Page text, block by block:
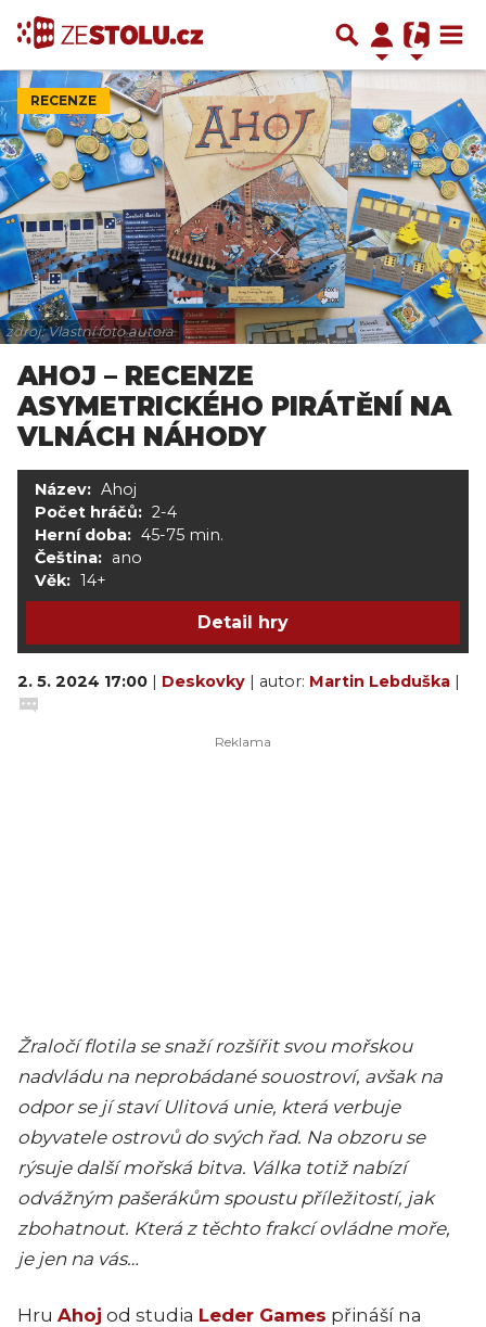
RECENZE
zdroj: Vlastní foto autora
AHOJ – RECENZE
ASYMETRICKÉHO PIRÁTĚNÍ NA
VLNÁCH NÁHODY
Název: Ahoj
Počet hráčů: 2-4
Herní doba: 45-75 min.
Čeština: ano
Věk: 14+
Detail hry
2. 5. 2024 17:00 | Deskovky | autor: Martin Lebduška |
Žraločí flotila se snaží rozšířit svou mořskou
nadvládu na neprobádané souostroví, avšak na
odpor se jí staví Ulitová unie, která verbuje
obyvatele ostrovů do svých řad. Na obzoru se
rýsuje další mořská bitva. Válka totiž nabízí
odvážným pašerákům spoustu příležitostí, jak
zbohatnout. Která z těchto frakcí ovládne moře,
je jen na vás…
Hru Ahoj od studia Leder Games přináší na